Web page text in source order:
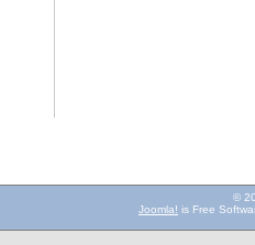
©
Joomla! is Free